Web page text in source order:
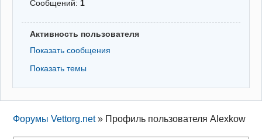
Сообщений: 1
Активность пользователя
Показать сообщения
Показать темы
Форумы Vettorg.net » Профиль пользователя Alexkow